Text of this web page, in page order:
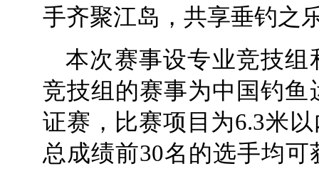
手齐聚江岛，共享垂钓之
本次赛事设专业竞技
竞技组的赛事为中国钓
证赛，比赛项目为6.3米
总成绩前30名的选手均